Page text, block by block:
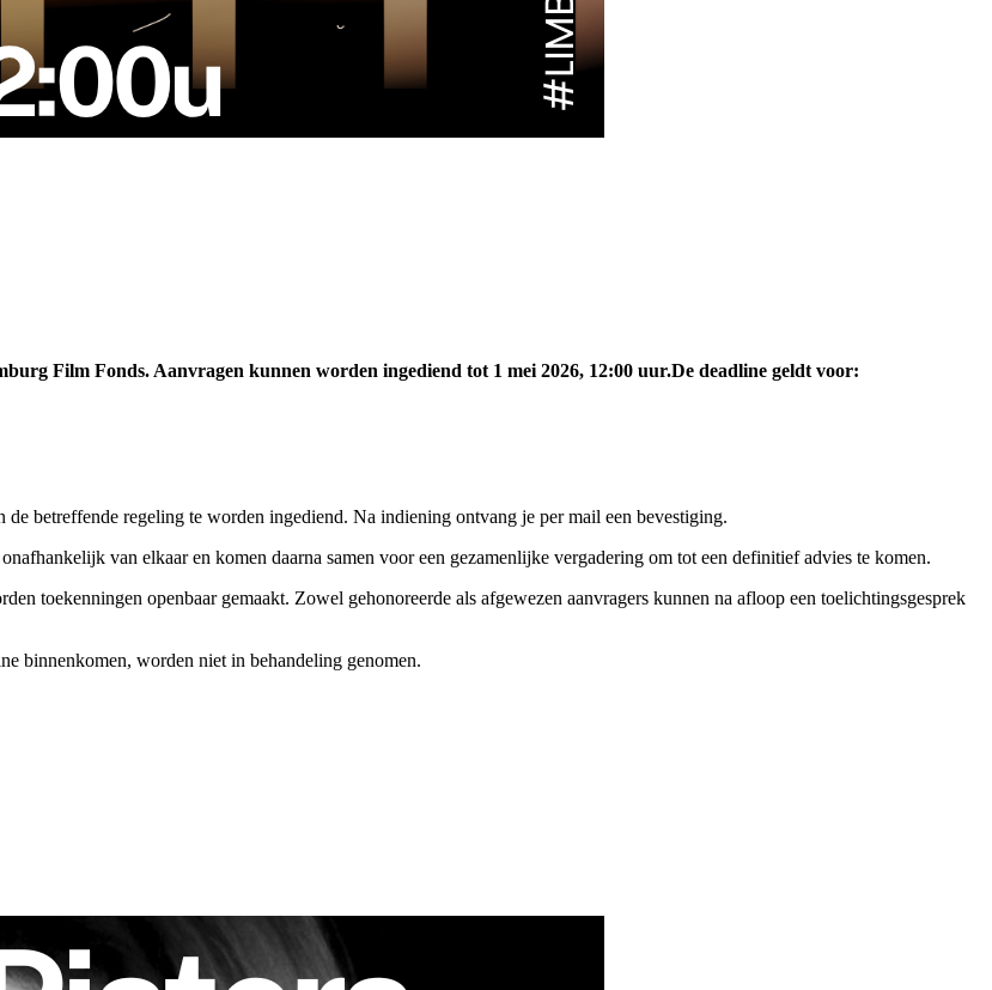
Film Fonds. Aanvragen kunnen worden ingediend tot 1 mei 2026, 12:00 uur.De deadline geldt voor:
betreffende regeling te worden ingediend. Na indiening ontvang je per mail een bevestiging.
van elkaar en komen daarna samen voor een gezamenlijke vergadering om tot een definitief advies te komen.
toekenningen openbaar gemaakt. Zowel gehonoreerde als afgewezen aanvragers kunnen na afloop een toelichtingsgesprek
binnenkomen, worden niet in behandeling genomen.